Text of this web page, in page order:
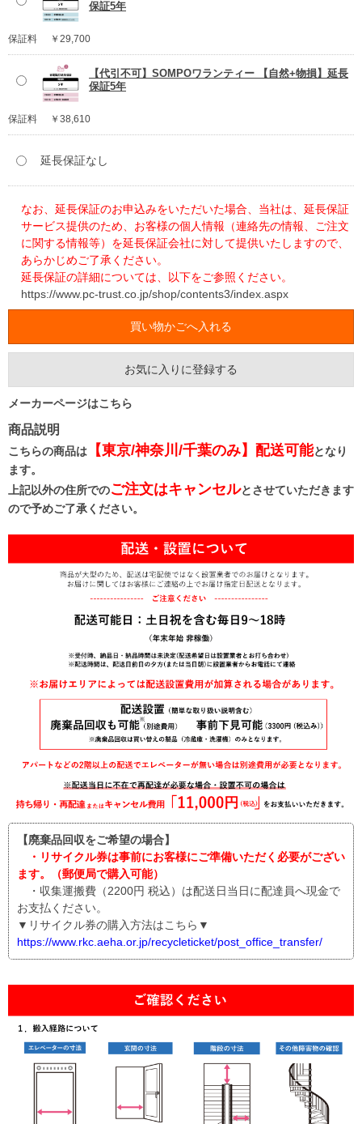
保証5年
保証料 ￥29,700
【代引不可】SOMPOワランティー 【自然+物損】延長
保証5年
保証料 ￥38,610
延長保証なし
なお、延長保証のお申込みをいただいた場合、当社は、延長保証
サービス提供のため、お客様の個人情報（連絡先の情報、ご注文
に関する情報等）を延長保証会社に対して提供いたしますので、
あらかじめご了承ください。
延長保証の詳細については、以下をご参照ください。
https://www.pc-trust.co.jp/shop/contents3/index.aspx
お気に入りに登録する
メーカーページはこちら
商品説明
こちらの商品は 【東京/神奈川/千葉のみ】配送可能となり
ます。
上記以外の住所でのご注文はキャンセルとさせていただきます
ので予めご了承ください。
【廃棄品回収をご希望の場合】
・リサイクル券は事前にお客様にご準備いただく必要がござい
ます。（郵便局で購入可能）
・収集運搬費（2200円 税込）は配送日当日に配達員へ現金で
お支払ください。
▼リサイクル券の購入方法はこちら▼
https://www.rkc.aeha.or.jp/recycleticket/post_office_transfer/